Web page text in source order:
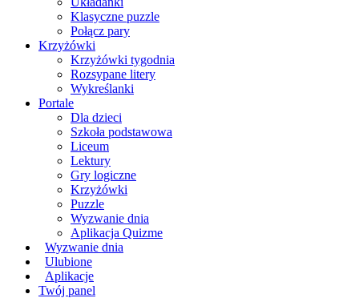
Klasyczne puzzle
Połącz pary
Krzyżówki
Krzyżówki tygodnia
Rozsypane litery
Wykreślanki
Portale
Dla dzieci
Szkoła podstawowa
Liceum
Lektury
Gry logiczne
Krzyżówki
Puzzle
Wyzwanie dnia
Aplikacja Quizme
Wyzwanie dnia
Ulubione
Aplikacje
Twój panel